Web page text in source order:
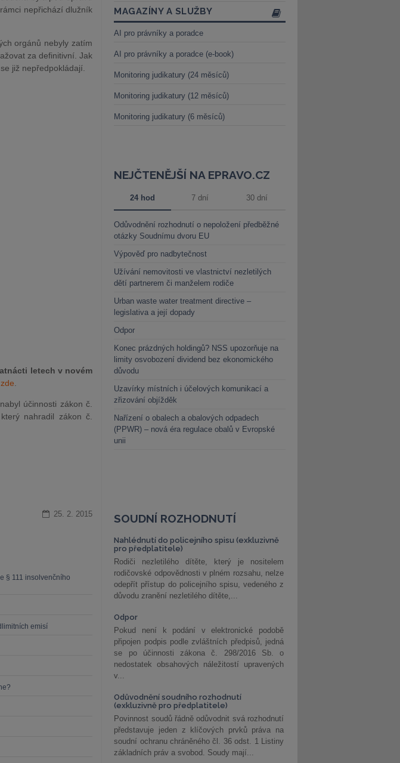
nepřichází dlužník
orgánů nebyly zatím
za definitivní. Jak
již nepředpokládají.
letech v novém
zde
účinnosti zákon č.
nahradil zákon č.
25. 2. 2015
§ 111 insolvenčního
emisí
MAGAZÍNY A SLUŽBY
AI pro právníky a poradce
AI pro právníky a poradce (e-book)
Monitoring judikatury (24 měsíců)
Monitoring judikatury (12 měsíců)
Monitoring judikatury (6 měsíců)
NEJČTENĚJŠÍ NA EPRAVO.CZ
24 hod 7 dní 30 dní
Odůvodnění rozhodnutí o nepoložení předběžné
otázky Soudnímu dvoru EU
Výpověď pro nadbytečnost
Užívání nemovitosti ve vlastnictví nezletilých
dětí partnerem či manželem rodiče
Urban waste water treatment directive –
legislativa a její dopady
Odpor
Konec prázdných holdingů? NSS upozorňuje na
limity osvobození dividend bez ekonomického
důvodu
Uzavírky místních i účelových komunikací a
zřizování objížděk
Nařízení o obalech a obalových odpadech
(PPWR) – nová éra regulace obalů v Evropské
unii
SOUDNÍ ROZHODNUTÍ
Nahlédnutí do policejního spisu (exkluzivně
pro předplatitele)
Rodiči nezletilého dítěte, který je nositelem
rodičovské odpovědnosti v plném rozsahu, nelze
odepřít přístup do policejního spisu, vedeného z
důvodu zranění nezletilého dítěte,...
Odpor
Pokud není k podání v elektronické podobě
připojen podpis podle zvláštních předpisů, jedná
se po účinnosti zákona č. 298/2016 Sb. o
nedostatek obsahových náležitostí upravených
v...
Odůvodnění soudního rozhodnutí
(exkluzivně pro předplatitele)
Povinnost soudů řádně odůvodnit svá rozhodnutí
představuje jeden z klíčových prvků práva na
soudní ochranu chráněného čl. 36 odst. 1 Listiny
základních práv a svobod. Soudy mají...